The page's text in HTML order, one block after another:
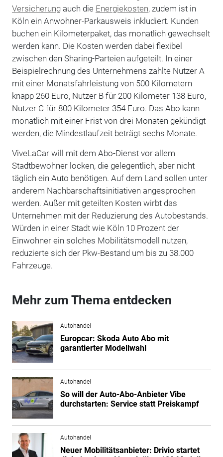
Versicherungauch die Energiekosten, zudem ist in
Köln ein Anwohner-Parkausweis inkludiert. Kunden
buchen ein Kilometerpaket, das monatlich gewechselt
werden kann. Die Kosten werden dabei flexibel
zwischen den Sharing-Parteien aufgeteilt. In einer
Beispielrechnung des Unternehmens zahlte Nutzer A
mit einer Monatsfahrleistung von 500 Kilometern
knapp 260 Euro, Nutzer B für 200 Kilometer 138 Euro,
Nutzer C für 800 Kilometer 354 Euro. Das Abo kann
monatlich mit einer Frist von drei Monaten gekündigt
werden, die Mindestlaufzeit beträgt sechs Monate.
ViveLaCar will mit dem Abo-Dienst vor allem
Stadtbewohner locken, die gelegentlich, aber nicht
täglich ein Auto benötigen. Auf dem Land sollen unter
anderem Nachbarschaftsinitiativen angesprochen
werden. Außer mit geteilten Kosten wirbt das
Unternehmen mit der Reduzierung des Autobestands.
Würden in einer Stadt wie Köln 10 Prozent der
Einwohner ein solches Mobilitätsmodell nutzen,
reduzierte sich der Pkw-Bestand um bis zu 38.000
Fahrzeuge.
Mehr zum Thema entdecken
Autohandel
Europcar: Skoda Auto Abo mit
garantierter Modellwahl
Autohandel
So will der Auto-Abo-Anbieter Vibe
durchstarten: Service statt Preiskampf
Autohandel
Neuer Mobilitätsanbieter: Drivio startet